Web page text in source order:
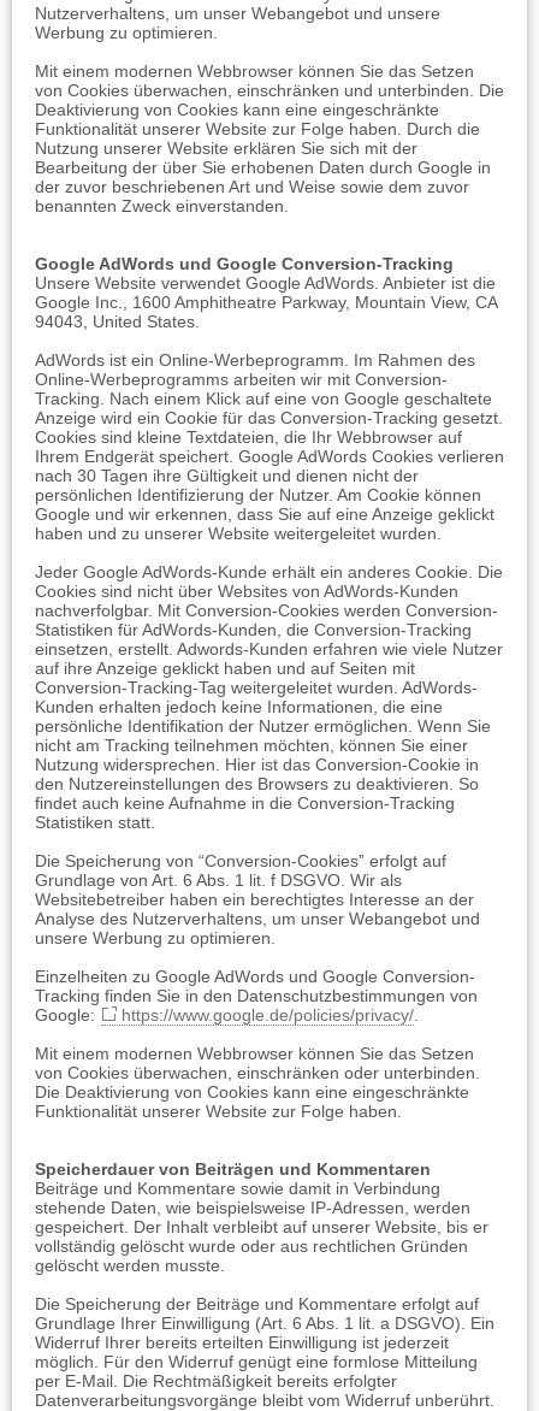
Nutzerverhaltens, um unser Webangebot und unsere
Werbung zu optimieren.
Mit einem modernen Webbrowser können Sie das Setzen
von Cookies überwachen, einschränken und unterbinden. Die
Deaktivierung von Cookies kann eine eingeschränkte
Funktionalität unserer Website zur Folge haben. Durch die
Nutzung unserer Website erklären Sie sich mit der
Bearbeitung der über Sie erhobenen Daten durch Google in
der zuvor beschriebenen Art und Weise sowie dem zuvor
benannten Zweck einverstanden.
Google AdWords und Google Conversion-Tracking
Unsere Website verwendet Google AdWords. Anbieter ist die
Google Inc., 1600 Amphitheatre Parkway, Mountain View, CA
94043, United States.
AdWords ist ein Online-Werbeprogramm. Im Rahmen des
Online-Werbeprogramms arbeiten wir mit Conversion-
Tracking. Nach einem Klick auf eine von Google geschaltete
Anzeige wird ein Cookie für das Conversion-Tracking gesetzt.
Cookies sind kleine Textdateien, die Ihr Webbrowser auf
Ihrem Endgerät speichert. Google AdWords Cookies verlieren
nach 30 Tagen ihre Gültigkeit und dienen nicht der
persönlichen Identifizierung der Nutzer. Am Cookie können
Google und wir erkennen, dass Sie auf eine Anzeige geklickt
haben und zu unserer Website weitergeleitet wurden.
Jeder Google AdWords-Kunde erhält ein anderes Cookie. Die
Cookies sind nicht über Websites von AdWords-Kunden
nachverfolgbar. Mit Conversion-Cookies werden Conversion-
Statistiken für AdWords-Kunden, die Conversion-Tracking
einsetzen, erstellt. Adwords-Kunden erfahren wie viele Nutzer
auf ihre Anzeige geklickt haben und auf Seiten mit
Conversion-Tracking-Tag weitergeleitet wurden. AdWords-
Kunden erhalten jedoch keine Informationen, die eine
persönliche Identifikation der Nutzer ermöglichen. Wenn Sie
nicht am Tracking teilnehmen möchten, können Sie einer
Nutzung widersprechen. Hier ist das Conversion-Cookie in
den Nutzereinstellungen des Browsers zu deaktivieren. So
findet auch keine Aufnahme in die Conversion-Tracking
Statistiken statt.
Die Speicherung von “Conversion-Cookies” erfolgt auf
Grundlage von Art. 6 Abs. 1 lit. f DSGVO. Wir als
Websitebetreiber haben ein berechtigtes Interesse an der
Analyse des Nutzerverhaltens, um unser Webangebot und
unsere Werbung zu optimieren.
Einzelheiten zu Google AdWords und Google Conversion-
Tracking finden Sie in den Datenschutzbestimmungen von
Google:
https://www.google.de/policies/privacy/.
Mit einem modernen Webbrowser können Sie das Setzen
von Cookies überwachen, einschränken oder unterbinden.
Die Deaktivierung von Cookies kann eine eingeschränkte
Funktionalität unserer Website zur Folge haben.
Speicherdauer von Beiträgen und Kommentaren
Beiträge und Kommentare sowie damit in Verbindung
stehende Daten, wie beispielsweise IP-Adressen, werden
gespeichert. Der Inhalt verbleibt auf unserer Website, bis er
vollständig gelöscht wurde oder aus rechtlichen Gründen
gelöscht werden musste.
Die Speicherung der Beiträge und Kommentare erfolgt auf
Grundlage Ihrer Einwilligung (Art. 6 Abs. 1 lit. a DSGVO). Ein
Widerruf Ihrer bereits erteilten Einwilligung ist jederzeit
möglich. Für den Widerruf genügt eine formlose Mitteilung
per E-Mail. Die Rechtmäßigkeit bereits erfolgter
Datenverarbeitungsvorgänge bleibt vom Widerruf unberührt.